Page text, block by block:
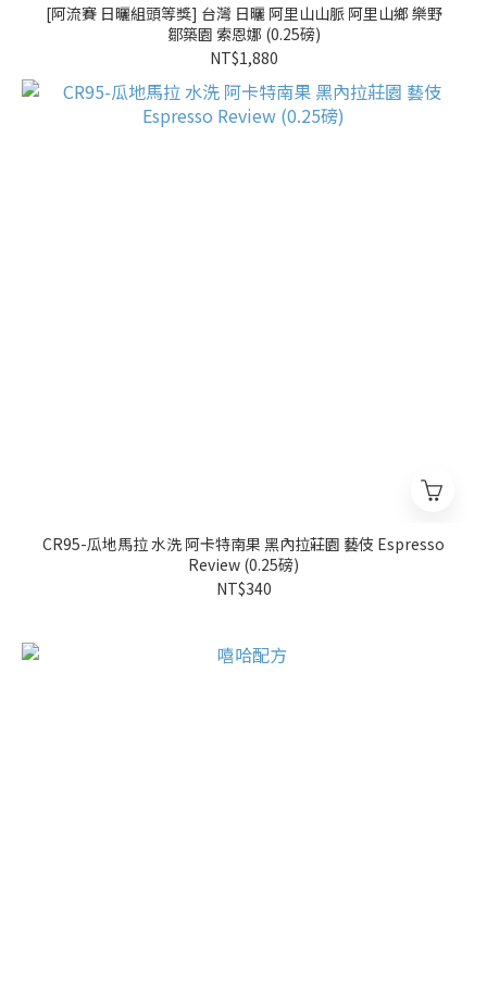
[阿流賽 日曬組頭等獎] 台灣 日曬 阿里山山脈 阿里山鄉 樂野
鄒築園 索恩娜 (0.25磅)
NT$1,880
CR95-瓜地馬拉 水洗 阿卡特南果 黑內拉莊園 藝伎 Espresso
Review (0.25磅)
NT$340